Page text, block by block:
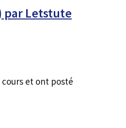
par Letstute
cours et ont posté